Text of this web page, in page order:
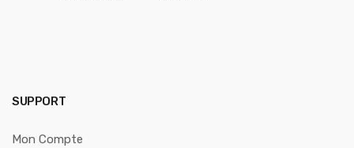
SUPPORT
Mon Compte